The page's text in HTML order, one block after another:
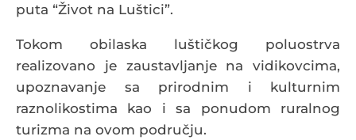
puta “Život na Luštici”.
Tokom obilaska luštičkog poluostrva
realizovano je zaustavljanje na vidikovcima,
upoznavanje sa prirodnim i kulturnim
raznolikostima kao i sa ponudom ruralnog
turizma na ovom području.